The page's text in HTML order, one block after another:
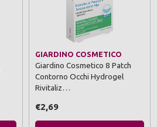
GIARDINO COSMETICO
Giardino Cosmetico 8 Patch
Contorno Occhi Hydrogel
Rivitaliz…
€2,69